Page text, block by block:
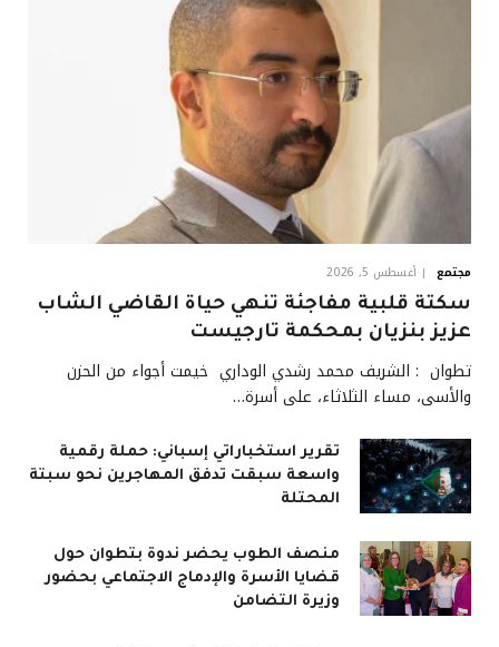
مجتمع
أغسطس 5, 2026
سكتة قلبية مفاجئة تنهي حياة القاضي الشاب
عزيز بنزيان بمحكمة تارجيست
تطوان : الشريف محمد رشدي الوداري خيمت أجواء من الحزن
والأسى، مساء الثلاثاء، على أسرة…
تقرير استخباراتي إسباني: حملة رقمية
واسعة سبقت تدفق المهاجرين نحو سبتة
المحتلة
منصف الطوب يحضر ندوة بتطوان حول
قضايا الأسرة والإدماج الاجتماعي بحضور
وزيرة التضامن